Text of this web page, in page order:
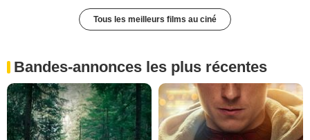
Tous les meilleurs films au ciné
Bandes-annonces les plus récentes